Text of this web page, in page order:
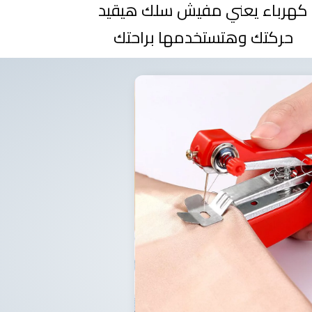
كهرباء يعني مفيش سلك هيقيد
حركتك وهتستخدمها براحتك